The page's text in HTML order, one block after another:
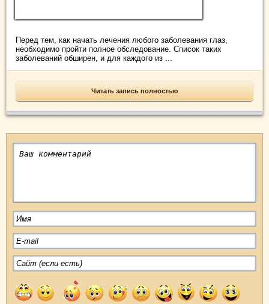
Перед тем, как начать лечения любого заболевания глаз,
необходимо пройти полное обследование. Список таких
заболеваний обширен, и для каждого из ...
Читать запись полностью